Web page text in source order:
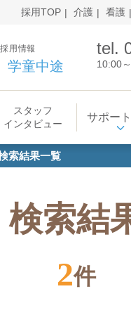
採用TOP 介護 看護
用情報
学童中途
tel.
10:00
スタッフ
インタビュー
サポー
索結果一覧
検索結
2件